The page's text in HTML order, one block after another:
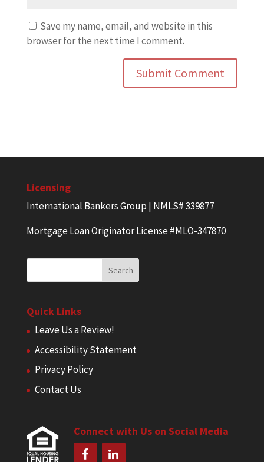
Save my name, email, and website in this
browser for the next time I comment.
Licensing
International Bankers Group | NMLS# 339877
Mortgage Loan Originator License #MLO-347870
Quick Links
Leave Us a Review!
Accessibility Statement
Privacy Policy
Contact Us
Connect with Us on Social Media